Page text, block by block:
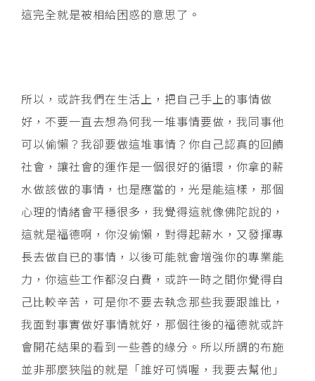
這完全就是被相給困惑的意思了。
所以，或許我們在生活上，把自己手上的事情做
好，不要一直去想為何我一堆事情要做，我同事他
可以偷懶？我卻要做這堆事情？你自己認真的回饋
社會，讓社會的運作是一個很好的循環，你拿的薪
水做該做的事情，也是應當的，光是能這樣，那個
心理的情緒會平穩很多，我覺得這就像佛陀說的，
這就是福德啊，你沒偷懶，對得起薪水，又發揮專
長去做自已的事情，以後可能就會增強你的專業能
力，你這些工作都沒白費，或許一時之間你覺得自
己比較辛苦，可是你不要去執念那些我要跟誰比，
我面對事實做好事情就好，那個往後的福德就或許
會開花結果的看到一些善的緣分。所以所謂的布施
並非那麼狹隘的就是「誰好可憐喔，我要去幫他」